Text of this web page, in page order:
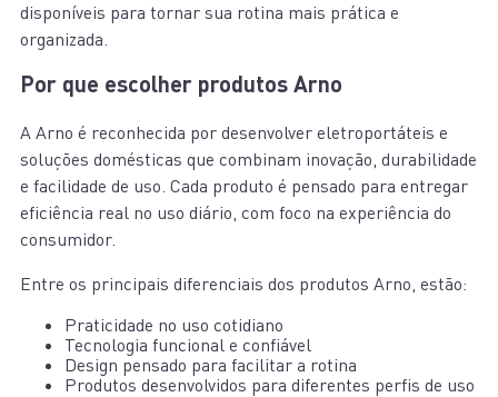
disponíveis para tornar sua rotina mais prática e
organizada.
Por que escolher produtos Arno
A Arno é reconhecida por desenvolver eletroportáteis e
soluções domésticas que combinam inovação, durabilidade
e facilidade de uso. Cada produto é pensado para entregar
eficiência real no uso diário, com foco na experiência do
consumidor.
Entre os principais diferenciais dos produtos Arno, estão:
Praticidade no uso cotidiano
Tecnologia funcional e confiável
Design pensado para facilitar a rotina
Produtos desenvolvidos para diferentes perfis de uso